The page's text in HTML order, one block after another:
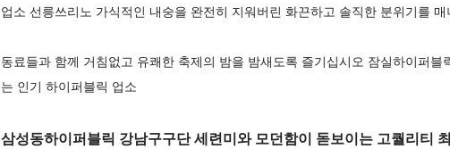
업소 선릉쓰리노 가식적인 내숭을 완전히 지워버린 화끈하고 솔직한 분위기를
동료들과 함께 거침없고 유쾌한 축제의 밤을 밤새도록 즐기십시오 잠실하이퍼
는 인기 하이퍼블릭 업소
삼성동하이퍼블릭 강남구구단 세련미와 모던함이 돋보이는 고퀄리티